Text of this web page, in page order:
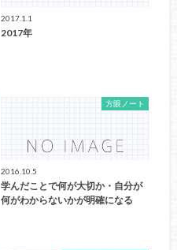
2017.1.1
2017年
方眼ノート
2016.10.5
学んだことで何が大切か・自分が
何がわからないかが明確になる